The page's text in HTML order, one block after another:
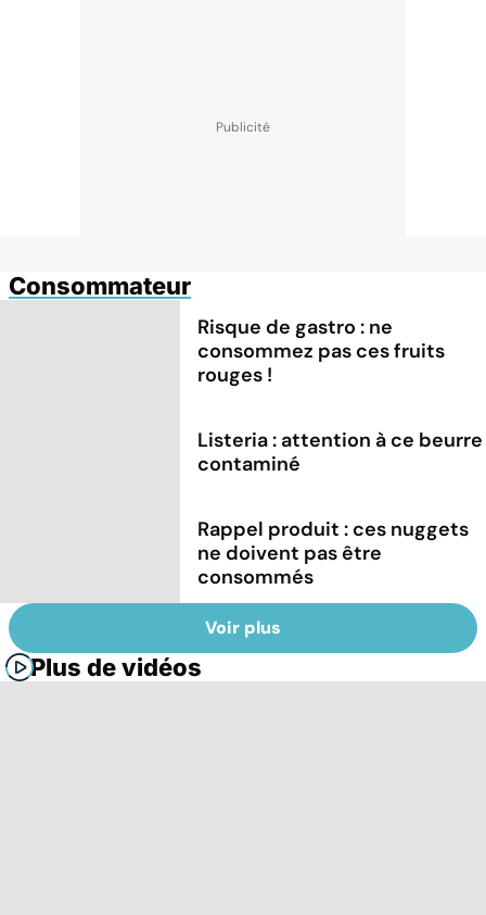
Consommateur
Risque de gastro : ne
consommez pas ces fruits
rouges !
Listeria : attention à ce beurre
contaminé
Rappel produit : ces nuggets
ne doivent pas être
consommés
Voir plus
Plus de vidéos